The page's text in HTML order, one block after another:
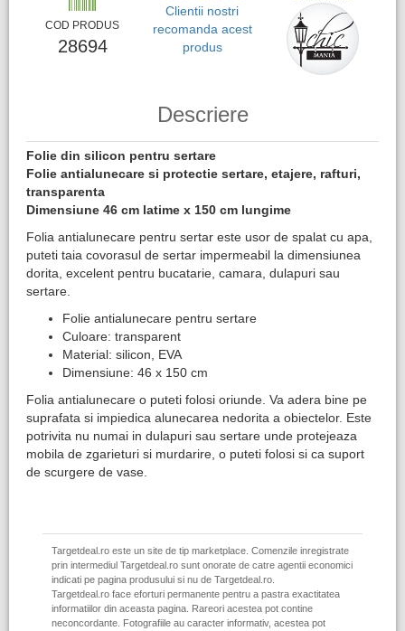
COD PRODUS
28694
Clientii nostri
recomanda acest
produs
Descriere
Folie din silicon pentru sertare
Folie antialunecare si protectie sertare, etajere, rafturi,
transparenta
Dimensiune 46 cm latime x 150 cm lungime
Folia antialunecare pentru sertar este usor de spalat cu apa,
puteti taia covorasul de sertar impermeabil la dimensiunea
dorita, excelent pentru bucatarie, camara, dulapuri sau
sertare.
Folie antialunecare pentru sertare
Culoare: transparent
Material: silicon, EVA
Dimensiune: 46 x 150 cm
Folia antialunecare o puteti folosi oriunde. Va adera bine pe
suprafata si impiedica alunecarea nedorita a obiectelor. Este
potrivita nu numai in dulapuri sau sertare unde protejeaza
mobila de zgarieturi si murdarire, o puteti folosi si ca suport
de scurgere de vase.
Targetdeal.ro este un site de tip marketplace. Comenzile inregistrate
prin intermediul Targetdeal.ro sunt onorate de catre agentii economici
indicati pe pagina produsului si nu de Targetdeal.ro.
Targetdeal.ro face eforturi permanente pentru a pastra exactitatea
informatiilor din aceasta pagina. Rareori acestea pot contine
neconcordante. Fotografiile au caracter informativ, acestea pot